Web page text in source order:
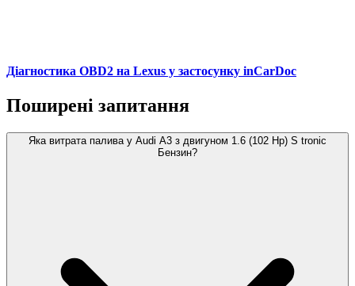
Діагностика OBD2 на Lexus у застосунку inCarDoc
Поширені запитання
Яка витрата палива у Audi A3 з двигуном 1.6 (102 Hp) S tronic
Бензин?